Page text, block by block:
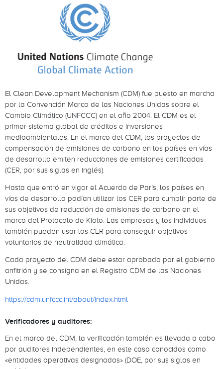
El Clean Development Mechanism (CDM) fue puesto en marcha
por la Convención Marco de las Naciones Unidas sobre el
Cambio Climático (UNFCCC) en el año 2004. El CDM es el
primer sistema global de créditos e inversiones
medioambientales. En el marco del CDM, los proyectos de
compensación de emisiones de carbono en los países en vías
de desarrollo emiten reducciones de emisiones certificadas
(CER, por sus siglas en inglés).
Hasta que entró en vigor el Acuerdo de París, los países en
vías de desarrollo podían utilizar los CER para cumplir parte de
sus objetivos de reducción de emisiones de carbono en el
marco del Protocolo de Kioto. Las empresas y los individuos
también pueden usar los CER para conseguir objetivos
voluntarios de neutralidad climática.
Cada proyecto del CDM debe estar aprobado por el gobierno
anfitrión y se consigna en el Registro CDM de las Naciones
Unidas.
https://cdm.unfccc.int/about/index.html
Verificadores y auditores:
En el marco del CDM, la verificación también es llevada a cabo
por auditores independientes, en este caso conocidos como
«entidades operativas designadas» (DOE, por sus siglas en